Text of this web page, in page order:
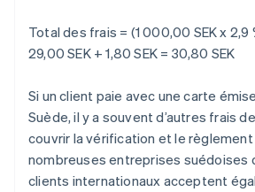
Total des frais = (1 000,00 SEK x 2,9
29,00 SEK + 1,80 SEK = 30,80 SEK
Si un client paie avec une carte
Suède, il y a souvent d’autres frais
couvrir la vérification et le règlement
nombreuses entreprises suédoises
clients internationaux acceptent